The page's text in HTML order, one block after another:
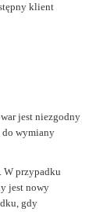
klient
jest niezgodny
do wymiany
przypadku
jest nowy
gdy